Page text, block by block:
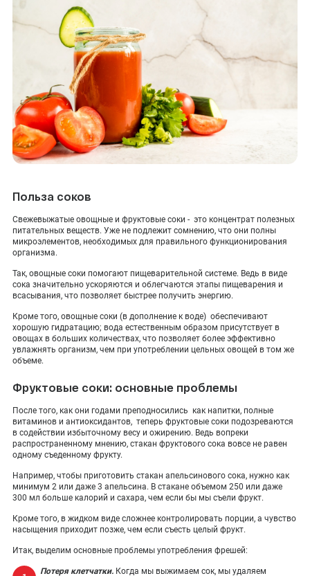
Польза соков
Свежевыжатые овощные и фруктовые соки - это концентрат полезных
питательных веществ. Уже не подлежит сомнению, что они полны
микроэлементов, необходимых для правильного функционирования
организма.
Так, овощные соки помогают пищеварительной системе. Ведь в виде
сока значительно ускоряются и облегчаются этапы пищеварения и
всасывания, что позволяет быстрее получить энергию.
Кроме того, овощные соки (в дополнение к воде) обеспечивают
хорошую гидратацию; вода естественным образом присутствует в
овощах в больших количествах, что позволяет более эффективно
увлажнять организм, чем при употреблении цельных овощей в том же
объеме.
Фруктовые соки: основные проблемы
После того, как они годами преподносились как напитки, полные
витаминов и антиоксидантов, теперь фруктовые соки подозреваются
в содействии избыточному весу и ожирению. Ведь вопреки
распространенному мнению, стакан фруктового сока вовсе не равен
одному съеденному фрукту.
Например, чтобы приготовить стакан апельсинового сока, нужно как
минимум 2 или даже 3 апельсина. В стакане объемом 250 или даже
300 мл больше калорий и сахара, чем если бы мы съели фрукт.
Кроме того, в жидком виде сложнее контролировать порции, а чувство
насыщения приходит позже, чем если съесть целый фрукт.
Итак, выделим основные проблемы употребления фрешей:
Потеря клетчатки. Когда мы выжимаем сок, мы удаляем